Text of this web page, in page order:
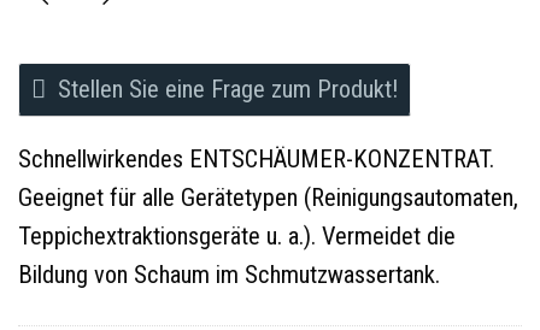
Stellen Sie eine Frage zum Produkt!
Schnellwirkendes ENTSCHÄUMER-KONZENTRAT.
Geeignet für alle Gerätetypen (Reinigungsautomaten,
Teppichextraktionsgeräte u. a.). Vermeidet die
Bildung von Schaum im Schmutzwassertank.